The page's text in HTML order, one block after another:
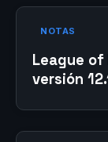
NOTAS
League of
versión